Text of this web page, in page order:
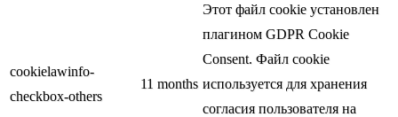
cookielawinfo-
checkbox-others
11 months
Этот файл cookie установлен
плагином GDPR Cookie
Consent. Файл cookie
используется для хранения
согласия пользователя на